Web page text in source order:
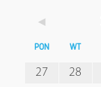
◄
PON WT
27 28